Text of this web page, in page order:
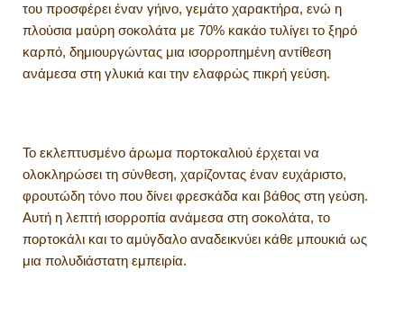
του προσφέρει έναν γήινο, γεμάτο χαρακτήρα, ενώ η
πλούσια μαύρη σοκολάτα με 70% κακάο τυλίγει το ξηρό
καρπό, δημιουργώντας μια ισορροπημένη αντίθεση
ανάμεσα στη γλυκιά και την ελαφρώς πικρή γεύση.
Το εκλεπτυσμένο άρωμα πορτοκαλιού έρχεται να
ολοκληρώσει τη σύνθεση, χαρίζοντας έναν ευχάριστο,
φρουτώδη τόνο που δίνει φρεσκάδα και βάθος στη γεύση.
Αυτή η λεπτή ισορροπία ανάμεσα στη σοκολάτα, το
πορτοκάλι και το αμύγδαλο αναδεικνύει κάθε μπουκιά ως
μια πολυδιάστατη εμπειρία.